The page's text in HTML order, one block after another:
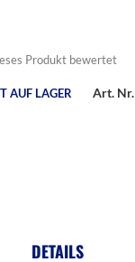
Produkt bewertet
AUF LAGER Art. Nr.
DETAILS